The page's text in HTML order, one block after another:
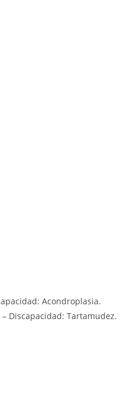
Acondroplasia.
Discapacidad: Tartamudez.